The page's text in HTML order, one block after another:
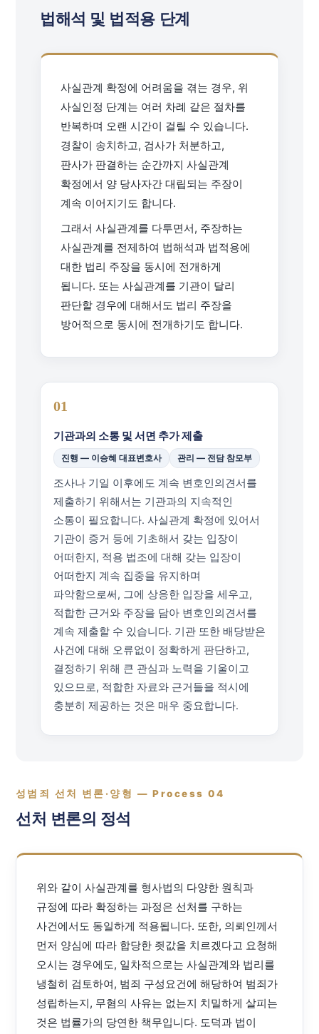
법해석 및 법적용 단계
사실관계 확정에 어려움을 겪는 경우, 위
사실인정 단계는 여러 차례 같은 절차를
반복하며 오랜 시간이 걸릴 수 있습니다.
경찰이 송치하고, 검사가 처분하고,
판사가 판결하는 순간까지 사실관계
확정에서 양 당사자간 대립되는 주장이
계속 이어지기도 합니다.
그래서 사실관계를 다투면서, 주장하는
사실관계를 전제하여 법해석과 법적용에
대한 법리 주장을 동시에 전개하게
됩니다. 또는 사실관계를 기관이 달리
판단할 경우에 대해서도 법리 주장을
방어적으로 동시에 전개하기도 합니다.
01
기관과의 소통 및 서면 추가 제출
진행 — 이승혜 대표변호사 관리 — 전담 참모부
조사나 기일 이후에도 계속 변호인의견서를
제출하기 위해서는 기관과의 지속적인
소통이 필요합니다. 사실관계 확정에 있어서
기관이 증거 등에 기초해서 갖는 입장이
어떠한지, 적용 법조에 대해 갖는 입장이
어떠한지 계속 집중을 유지하며
파악함으로써, 그에 상응한 입장을 세우고,
적합한 근거와 주장을 담아 변호인의견서를
계속 제출할 수 있습니다. 기관 또한 배당받은
사건에 대해 오류없이 정확하게 판단하고,
결정하기 위해 큰 관심과 노력을 기울이고
있으므로, 적합한 자료와 근거들을 적시에
충분히 제공하는 것은 매우 중요합니다.
성범죄 선처 변론·양형 — Process 04
선처 변론의 정석
위와 같이 사실관계를 형사법의 다양한 원칙과
규정에 따라 확정하는 과정은 선처를 구하는
사건에서도 동일하게 적용됩니다. 또한, 의뢰인께서
먼저 양심에 따라 합당한 죗값을 치르겠다고 요청해
오시는 경우에도, 일차적으로는 사실관계와 법리를
냉철히 검토하여, 범죄 구성요건에 해당하여 범죄가
성립하는지, 무혐의 사유는 없는지 치밀하게 살피는
것은 법률가의 당연한 책무입니다. 도덕과 법이